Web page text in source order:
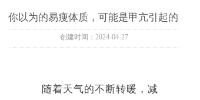
楚东微创
楚东医疗设备
你以为的易瘦体质，可能是甲亢引起的
随着天气的不断转暖， 减
创建时间： 2024-04-27